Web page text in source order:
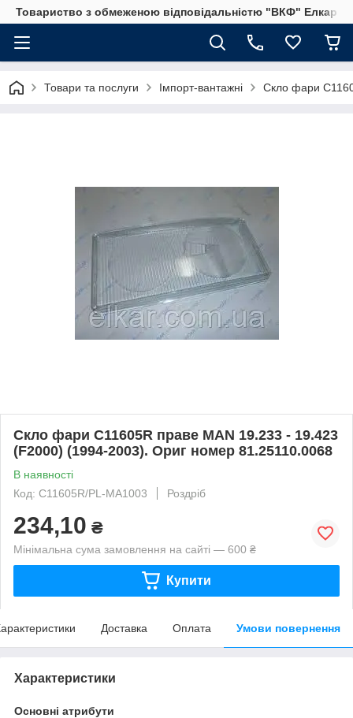
Товариство з обмеженою відповідальністю "ВКФ" Елкар"
Товари та послуги Імпорт-вантажні Скло фари
Скло фари C11605R праве MAN 19.233 - 19.423
(F2000) (1994-2003). Ориг номер 81.25110.0068
В наявності
Код: C11605R/PL-MA1003
Роздріб
234,10 ₴
Мінімальна сума замовлення на сайті — 600 ₴
Купити
Доставка Оплата Умови повернення
Характеристики
Основні атрибути